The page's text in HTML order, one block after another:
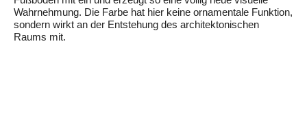
Wahrnehmung. Die Farbe hat hier keine ornamentale Funktion,
sondern wirkt an der Entstehung des architektonischen
Raums mit.